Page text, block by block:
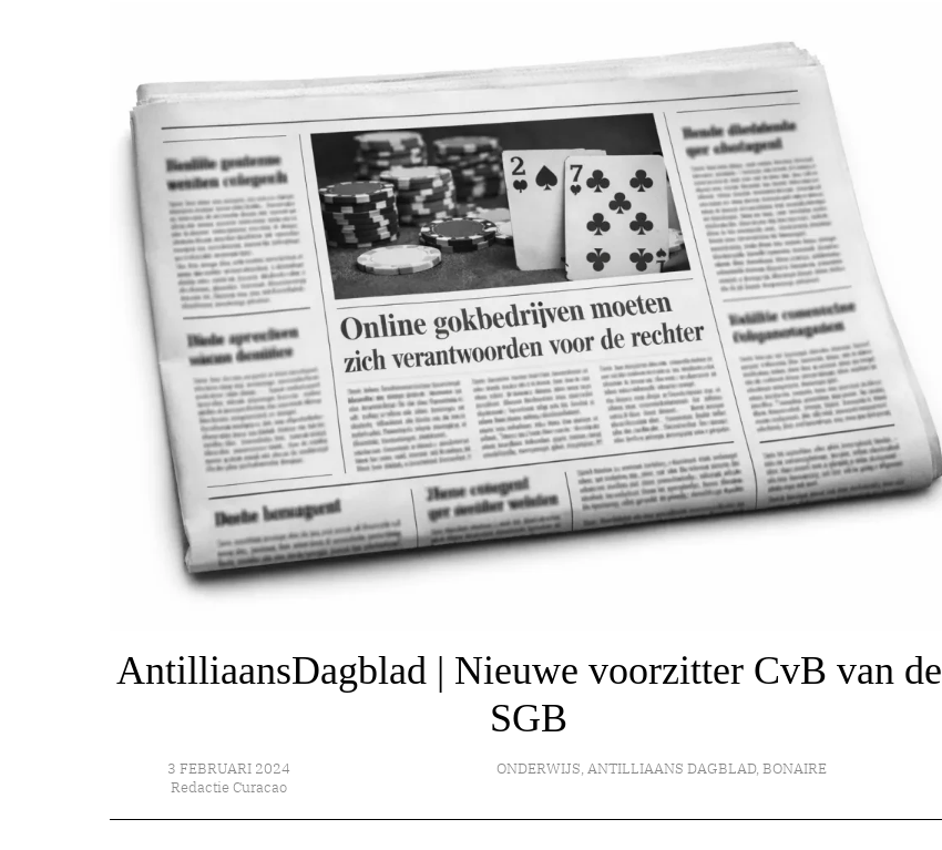
AntilliaansDagblad | Nieuwe voorzitter CvB van de
SGB
3 FEBRUARI 2024
Redactie Curacao
ONDERWIJS, ANTILLIAANS DAGBLAD, BONAIRE